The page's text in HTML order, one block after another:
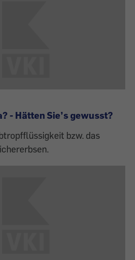
- Hätten Sie’s gewusst?
bzw. das